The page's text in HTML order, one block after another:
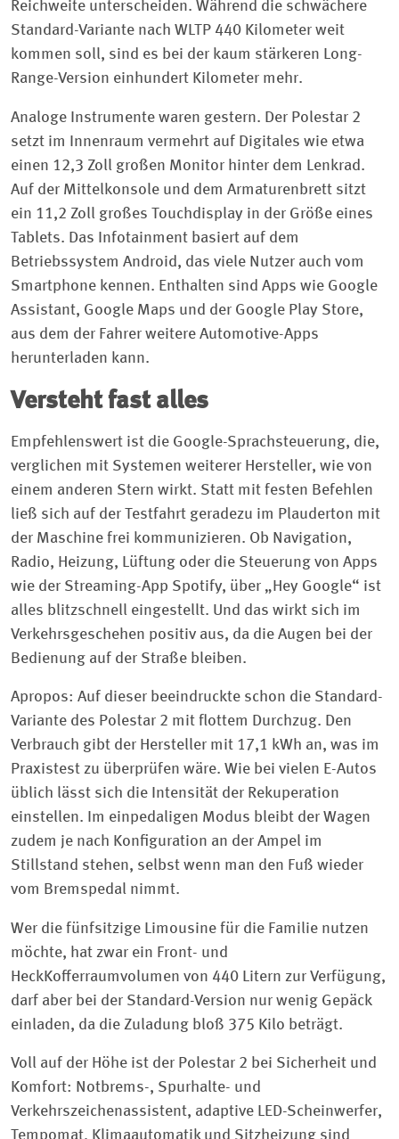
Reichweite unterscheiden. Während die schwächere
Standard-Variante nach WLTP 440 Kilometer weit
kommen soll, sind es bei der kaum stärkeren Long-
Range-Version einhundert Kilometer mehr.
Analoge Instrumente waren gestern. Der Polestar 2
setzt im Innenraum vermehrt auf Digitales wie etwa
einen 12,3 Zoll großen Monitor hinter dem Lenkrad.
Auf der Mittelkonsole und dem Armaturenbrett sitzt
ein 11,2 Zoll großes Touchdisplay in der Größe eines
Tablets. Das Infotainment basiert auf dem
Betriebssystem Android, das viele Nutzer auch vom
Smartphone kennen. Enthalten sind Apps wie Google
Assistant, Google Maps und der Google Play Store,
aus dem der Fahrer weitere Automotive-Apps
herunterladen kann.
Versteht fast alles
Empfehlenswert ist die Google-Sprachsteuerung, die,
verglichen mit Systemen weiterer Hersteller, wie von
einem anderen Stern wirkt. Statt mit festen Befehlen
ließ sich auf der Testfahrt geradezu im Plauderton mit
der Maschine frei kommunizieren. Ob Navigation,
Radio, Heizung, Lüftung oder die Steuerung von Apps
wie der Streaming-App Spotify, über „Hey Google“ ist
alles blitzschnell eingestellt. Und das wirkt sich im
Verkehrsgeschehen positiv aus, da die Augen bei der
Bedienung auf der Straße bleiben.
Apropos: Auf dieser beeindruckte schon die Standard-
Variante des Polestar 2 mit flottem Durchzug. Den
Verbrauch gibt der Hersteller mit 17,1 kWh an, was im
Praxistest zu überprüfen wäre. Wie bei vielen E-Autos
üblich lässt sich die Intensität der Rekuperation
einstellen. Im einpedaligen Modus bleibt der Wagen
zudem je nach Konfiguration an der Ampel im
Stillstand stehen, selbst wenn man den Fuß wieder
vom Bremspedal nimmt.
Wer die fünfsitzige Limousine für die Familie nutzen
möchte, hat zwar ein Front- und
HeckKofferraumvolumen von 440 Litern zur Verfügung,
darf aber bei der Standard-Version nur wenig Gepäck
einladen, da die Zuladung bloß 375 Kilo beträgt.
Voll auf der Höhe ist der Polestar 2 bei Sicherheit und
Komfort: Notbrems-, Spurhalte- und
Verkehrszeichenassistent, adaptive LED-Scheinwerfer,
Tempomat, Klimaautomatik und Sitzheizung sind